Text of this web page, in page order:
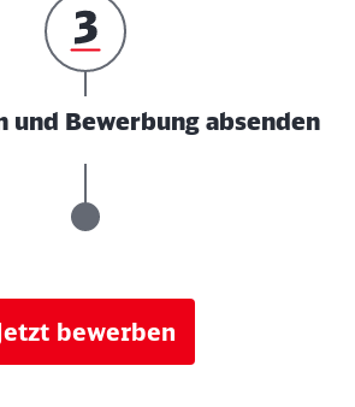
und Bewerbung absenden
bewerben